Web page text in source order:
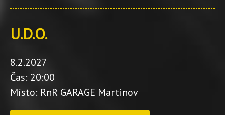
U.D.O.
8.2.2027
Čas: 20:00
Místo: RnR GARAGE Martinov